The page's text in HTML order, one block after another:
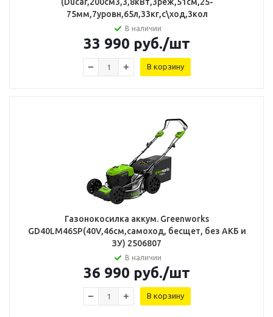
75мм,7уровн,65л,33кг,c\ход,3кол
В наличии
33 990 руб./шт
В корзину
Газонокосилка аккум. Greenworks
GD40LM46SP(40V,46см,самоход, бесщет, без АКБ и
ЗУ) 2506807
В наличии
36 990 руб./шт
В корзину